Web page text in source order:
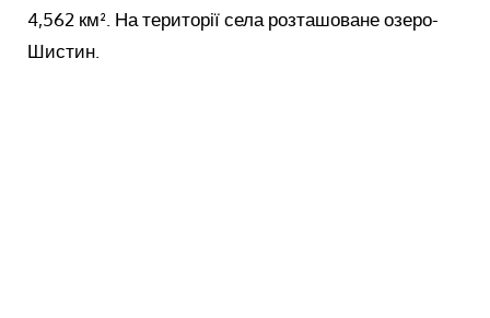
4,562 км². На території села розташоване озеро-
Шистин.